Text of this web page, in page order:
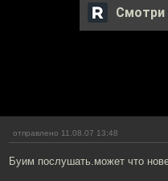
Смотри
отправлено 11.08.07 13:48
Буим послушать.может что